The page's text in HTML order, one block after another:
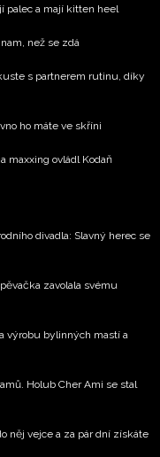
palec a mají kitten heel
než se zdá
s partnerem rutinu, díky
ho máte ve skříni
maxxing ovládl Kodaň
divadla: Slavný herec se
zavolala svému
výrobu bylinných mastí a
Holub Cher Ami se stal
něj vejce a za pár dní získáte